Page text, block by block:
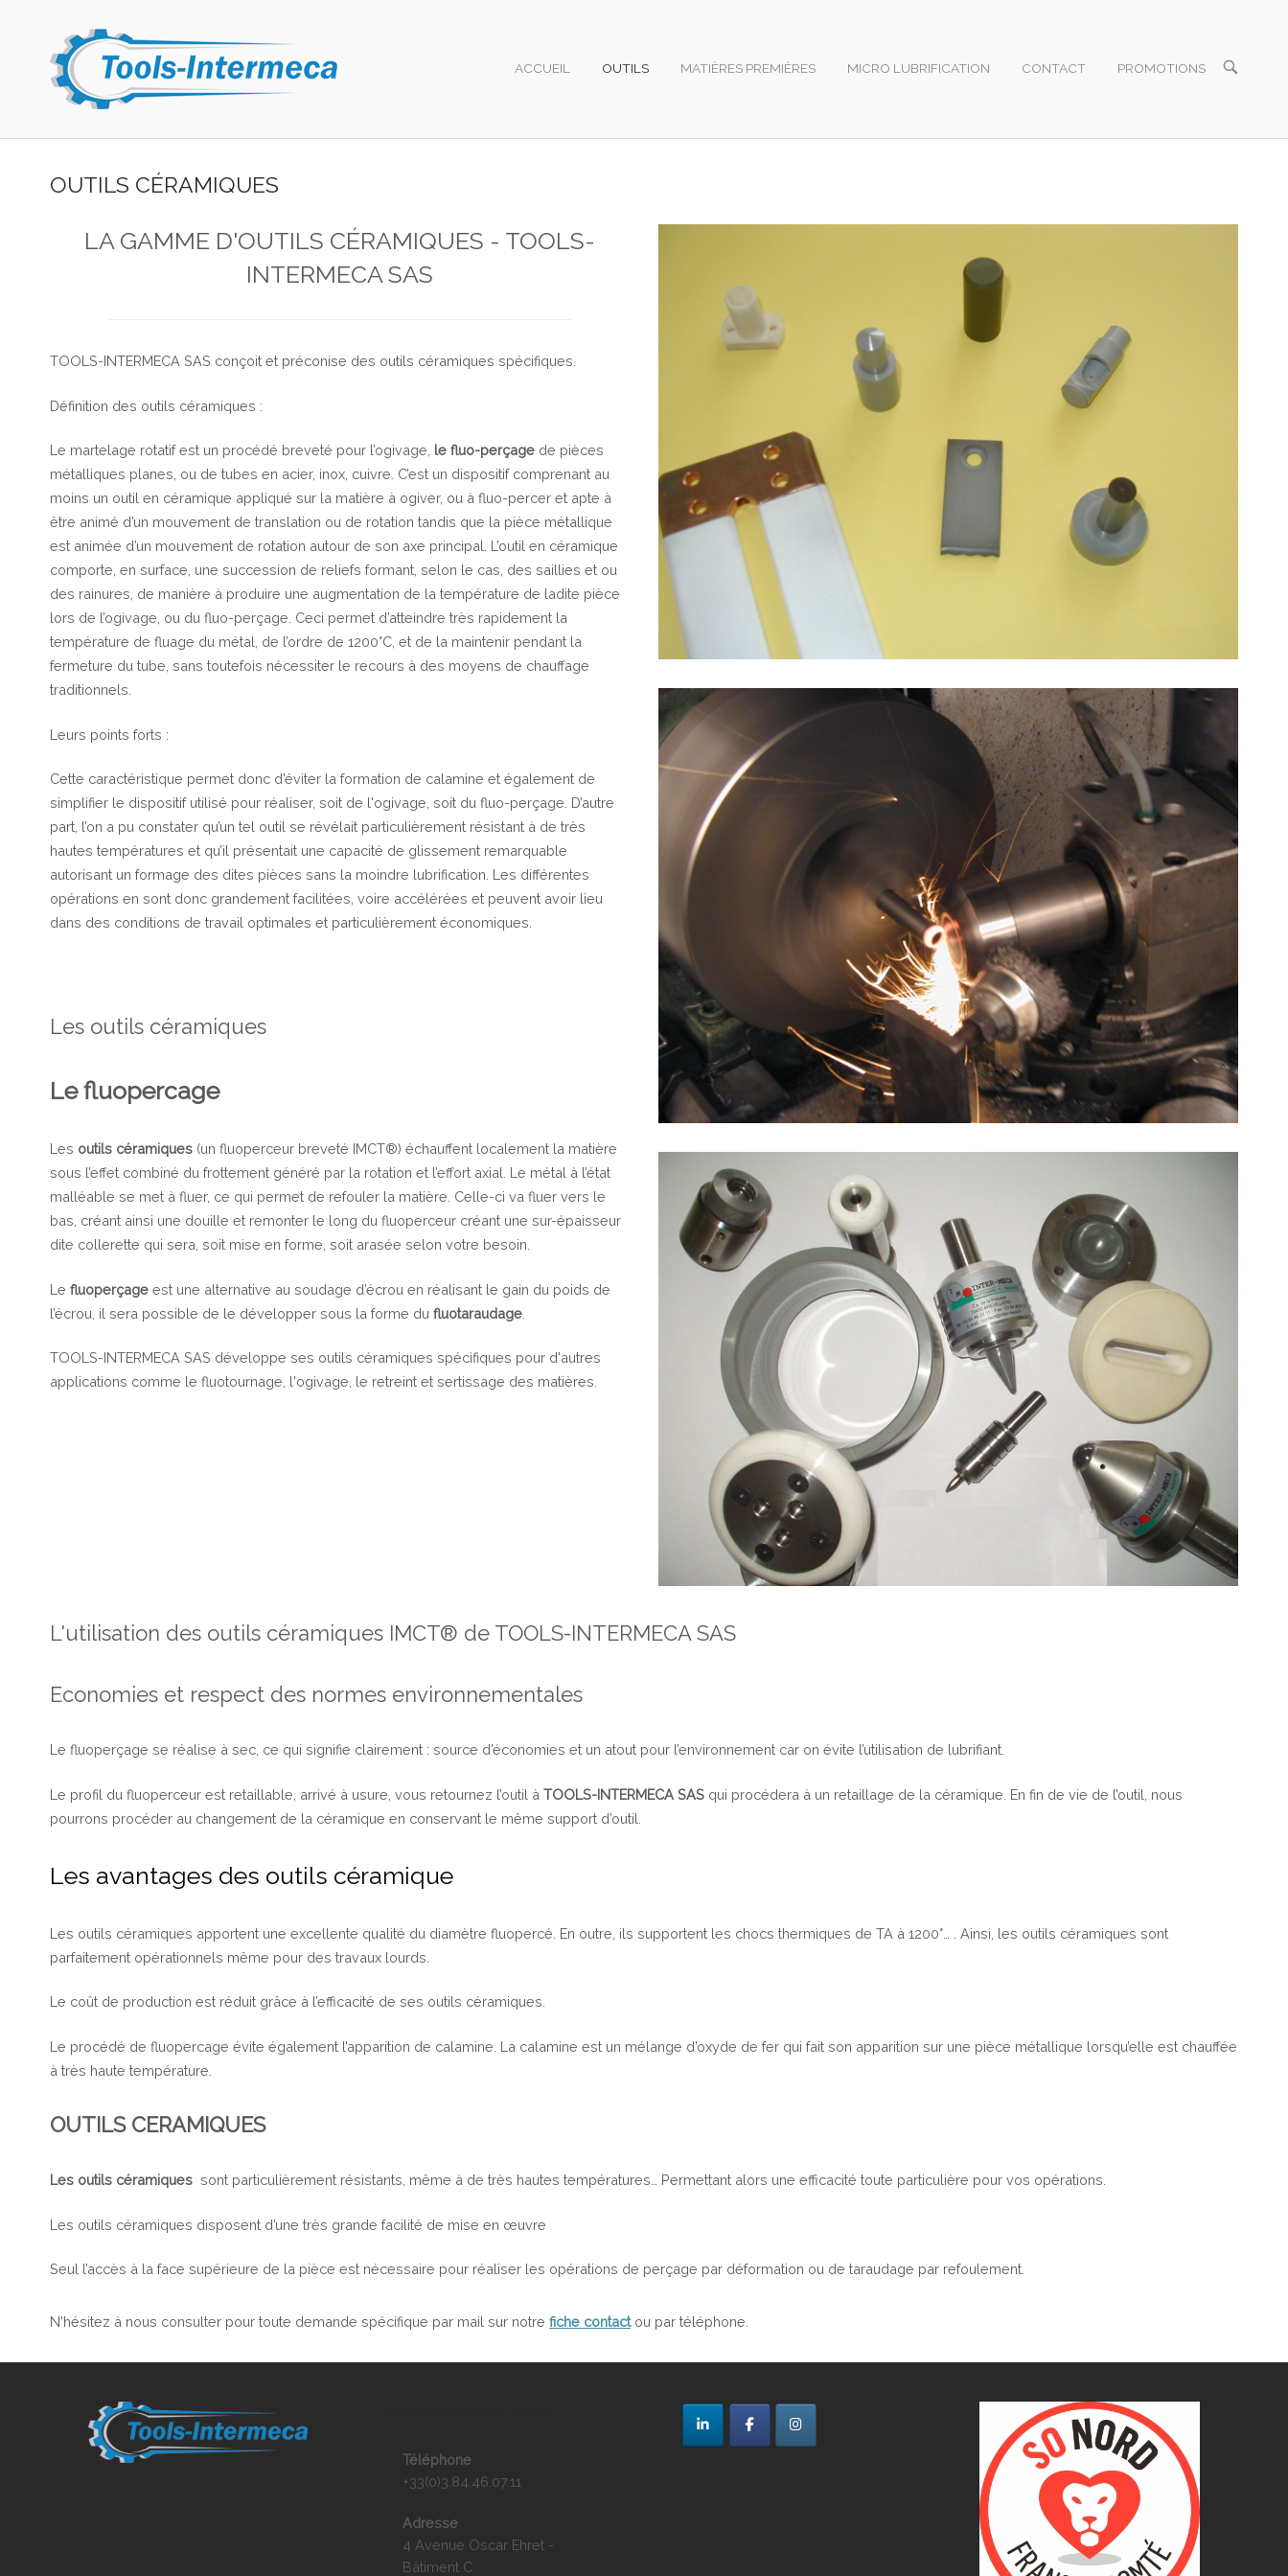
Home
ACCUEIL OUTILS MATIÈRES PREMIÈRES MICRO LUBRIFICATION CONTACT PROMOTIONS
OPEN
OUTILS CÉRAMIQUES
LA GAMME D'OUTILS CÉRAMIQUES - TOOLS-
INTERMECA SAS
TOOLS-INTERMECA SAS conçoit et préconise des outils céramiques spécifiques.
Définition des outils céramiques :
Le martelage rotatif est un procédé breveté pour l’ogivage, le fluo-perçage de pièces
métalliques planes, ou de tubes en acier, inox, cuivre. C’est un dispositif comprenant au
moins un outil en céramique appliqué sur la matière à ogiver, ou à fluo-percer et apte à
être animé d’un mouvement de translation ou de rotation tandis que la pièce métallique
est animée d’un mouvement de rotation autour de son axe principal. L’outil en céramique
comporte, en surface, une succession de reliefs formant, selon le cas, des saillies et ou
des rainures, de manière à produire une augmentation de la température de ladite pièce
lors de l’ogivage, ou du fluo-perçage. Ceci permet d’atteindre très rapidement la
température de fluage du métal, de l’ordre de 1200°C, et de la maintenir pendant la
fermeture du tube, sans toutefois nécessiter le recours à des moyens de chauffage
traditionnels.
Leurs points forts :
Cette caractéristique permet donc d’éviter la formation de calamine et également de
simplifier le dispositif utilisé pour réaliser, soit de l'ogivage, soit du fluo-perçage. D’autre
part, l’on a pu constater qu’un tel outil se révélait particulièrement résistant à de très
hautes températures et qu’il présentait une capacité de glissement remarquable
autorisant un formage des dites pièces sans la moindre lubrification. Les différentes
opérations en sont donc grandement facilitées, voire accélérées et peuvent avoir lieu
dans des conditions de travail optimales et particulièrement économiques.
Les outils céramiques
Le fluopercage
Les outils céramiques (un fluoperceur breveté IMCT®) échauffent localement la matière
sous l’effet combiné du frottement généré par la rotation et l’effort axial. Le métal à l’état
malléable se met à fluer, ce qui permet de refouler la matière. Celle-ci va fluer vers le
bas, créant ainsi une douille et remonter le long du fluoperceur créant une sur-épaisseur
dite collerette qui sera, soit mise en forme, soit arasée selon votre besoin.
Le fluoperçage est une alternative au soudage d’écrou en réalisant le gain du poids de
l’écrou, il sera possible de le développer sous la forme du fluotaraudage
TOOLS-INTERMECA SAS développe ses outils céramiques spécifiques pour d'autres
applications comme le fluotournage, l'ogivage, le retreint et sertissage des matières.
L'utilisation des outils céramiques IMCT® de TOOLS-INTERMECA SAS
Economies et respect des normes environnementales
Le fluoperçage se réalise à sec, ce qui signifie clairement : source d’économies et un atout pour l’environnement car on évite l’utilisation de lubrifiant.
Le profil du fluoperceur est retaillable, arrivé à usure, vous retournez l’outil à TOOLS-INTERMECA SAS qui procédera à un retaillage de la céramique. En fin de vie de l’outil, nous
pourrons procéder au changement de la céramique en conservant le même support d’outil.
Les avantages des outils céramique
Les outils céramiques apportent une excellente qualité du diamètre fluopercé. En outre, ils supportent les chocs thermiques de TA à 1200°… . Ainsi, les outils céramiques sont
parfaitement opérationnels même pour des travaux lourds.
Le coût de production est réduit grâce à l’efficacité de ses outils céramiques.
Le procédé de fluopercage évite également l’apparition de calamine. La calamine est un mélange d’oxyde de fer qui fait son apparition sur une pièce métallique lorsqu’elle est chauffée
à très haute température.
OUTILS CERAMIQUES
Les outils céramiques sont particulièrement résistants, même à de très hautes températures… Permettant alors une efficacité toute particulière pour vos opérations.
Les outils céramiques disposent d’une très grande facilité de mise en œuvre
Seul l’accès à la face supérieure de la pièce est nécessaire pour réaliser les opérations de perçage par déformation ou de taraudage par refoulement.
N'hésitez à nous consulter pour toute demande spécifique par mail sur notre fiche contact ou par téléphone.
Téléphone
+33(0)3.84.46.07.11
Adresse
4 Avenue Oscar Ehret -
Bâtiment C